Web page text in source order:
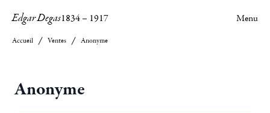
Edgar Degas1834– 1917 Menu
Accueil Ventes Anonyme
Anonyme